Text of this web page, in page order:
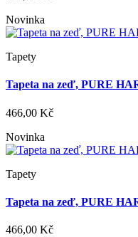
Novinka
Tapety
Tapeta na zeď, PURE
466,00 Kč
Novinka
Tapety
Tapeta na zeď, PURE
466,00 Kč